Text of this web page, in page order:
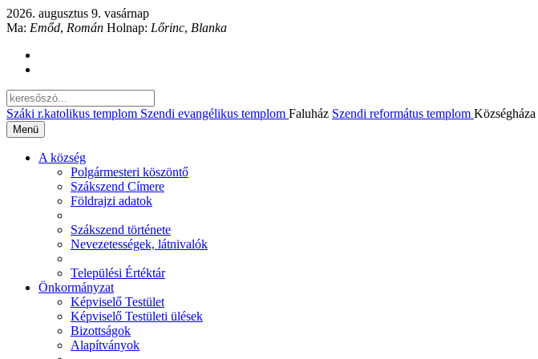
2026. augusztus 9. vasárnap
Ma: Emőd, Román Holnap: Lőrinc, Blanka
Száki r.katolikus templom Szendi evangélikus templom Faluház Szendi református templom Községháza
Menü
A község
Polgármesteri köszöntő
Szákszend Címere
Földrajzi adatok
Szákszend története
Nevezetességek, látnivalók
Települési Értéktár
Önkormányzat
Képviselő Testület
Képviselő Testületi ülések
Bizottságok
Alapítványok